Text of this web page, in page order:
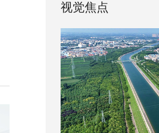
视觉焦点